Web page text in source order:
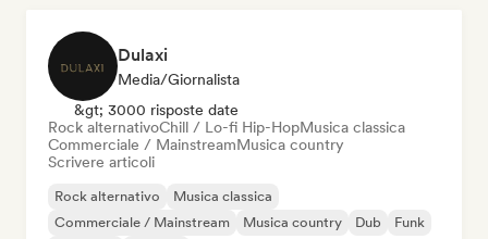
Dulaxi
Media/Giornalista
&gt; 3000 risposte date
Rock alternativoChill / Lo-fi Hip-HopMusica classica
Commerciale / MainstreamMusica country
Scrivere articoli
Rock alternativo
Musica classica
Commerciale / Mainstream
Musica country Dub
Funk